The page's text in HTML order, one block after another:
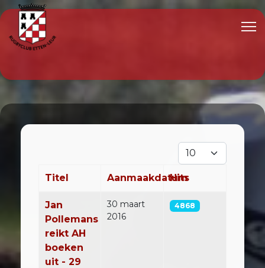
Toon #
Titel Aanmaakdatum
Hits
Jan
Pollemans
reikt AH
boeken
uit - 29
30 maart
2016
4868